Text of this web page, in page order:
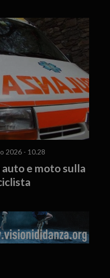
2026 - 10.28
e moto sulla